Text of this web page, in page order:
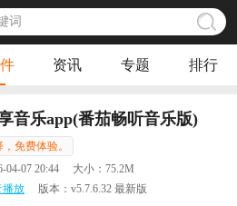
资讯 专题 排行
音乐app(番茄畅听音乐版)
免费体验。
04-07 20:44 大小： 75.2M
播放 版本： v5.7.6.32 最新版